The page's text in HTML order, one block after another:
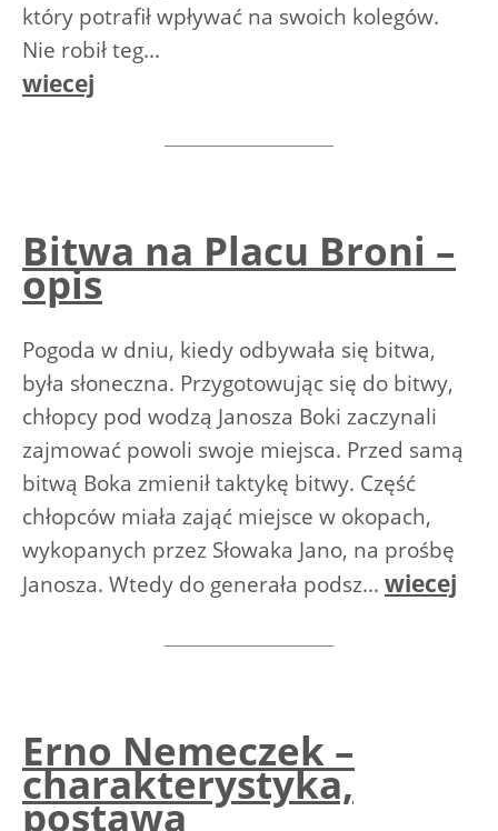
który potrafił wpływać na swoich kolegów.
Nie robił teg...
wiecej
Bitwa na Placu Broni –
opis
Pogoda w dniu, kiedy odbywała się bitwa,
była słoneczna. Przygotowując się do bitwy,
chłopcy pod wodzą Janosza Boki zaczynali
zajmować powoli swoje miejsca. Przed samą
bitwą Boka zmienił taktykę bitwy. Część
chłopców miała zająć miejsce w okopach,
wykopanych przez Słowaka Jano, na prośbę
Janosza. Wtedy do generała podsz... wiecej
Erno Nemeczek –
charakterystyka,
postawa